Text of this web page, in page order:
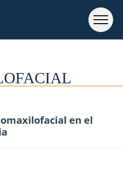
en el